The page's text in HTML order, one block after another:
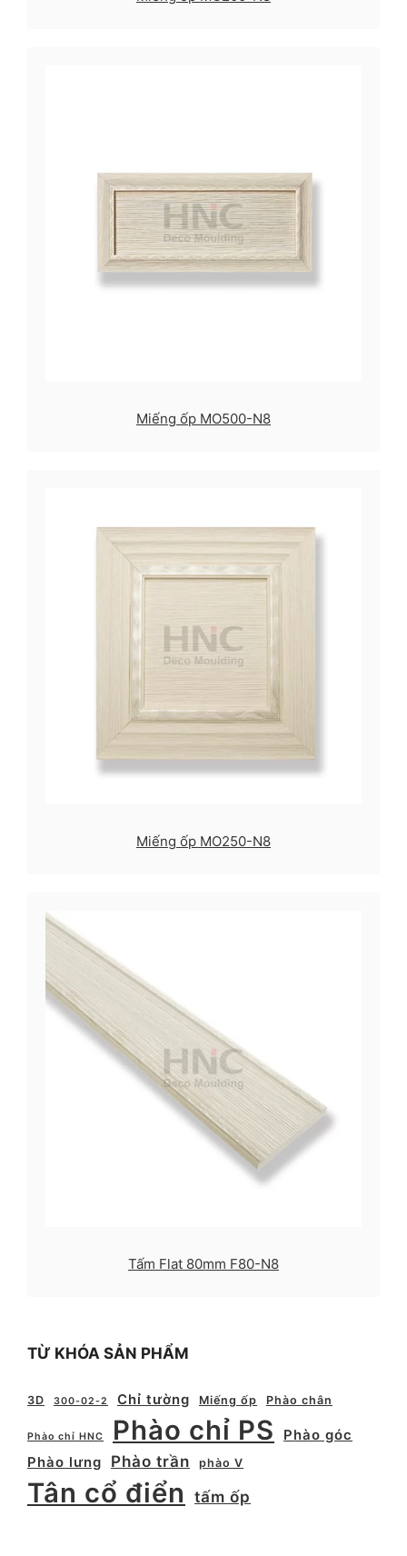
Miếng ốp MO500-N8
Miếng ốp MO250-N8
Tấm Flat 80mm F80-N8
TỪ KHÓA SẢN PHẨM
3D 300-02-2 Chỉ tường Miếng ốp Phào chân
Phào chỉ HNC Phào chỉ PS
Phào góc
Phào lưng
Phào trần phào V
Tân cổ điển tấm ốp